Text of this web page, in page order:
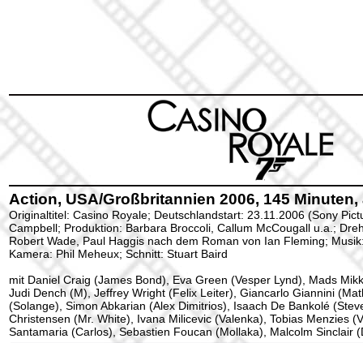
Action, USA/Großbritannien 2006, 145 Minuten,
Originaltitel: Casino Royale; Deutschlandstart: 23.11.2006 (Sony
Campbell; Produktion: Barbara Broccoli, Callum McCougall u.a.;
Robert Wade, Paul Haggis nach dem Roman von Ian Fleming;
Kamera: Phil Meheux; Schnitt: Stuart Baird
mit Daniel Craig (James Bond), Eva Green (Vesper Lynd), Mads
Judi Dench (M), Jeffrey Wright (Felix Leiter), Giancarlo Giannini
(Solange), Simon Abkarian (Alex Dimitrios), Isaach De Bankolé
Christensen (Mr. White), Ivana Milicevic (Valenka), Tobias Menzies
Santamaria (Carlos), Sebastien Foucan (Mollaka), Malcolm Sinclair